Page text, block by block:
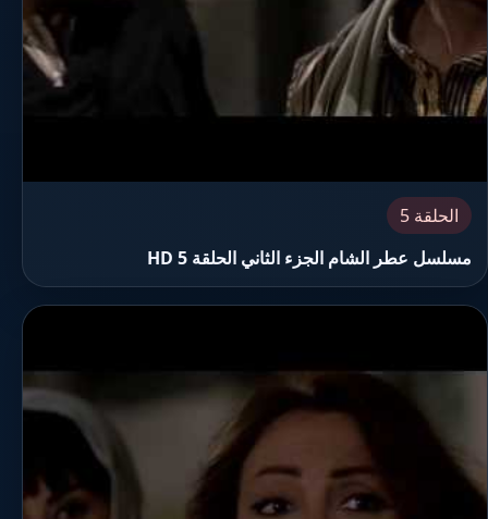
الحلقة 5
مسلسل عطر الشام الجزء الثاني الحلقة 5 HD